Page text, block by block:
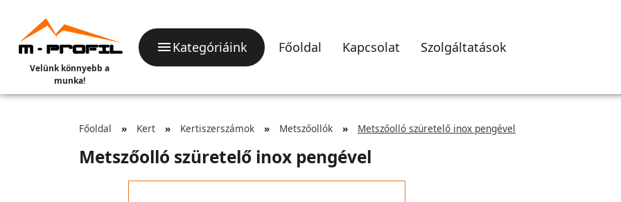
Velünk könnyebb a
munka!
Kategóriáink Főoldal Kapcsolat Szolgáltatások
Főoldal Kert Kertiszerszámok Metszőollók Metszőolló szüretelő inox pengével
Metszőolló szüretelő inox pengével